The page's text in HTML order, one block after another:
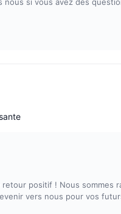
positif ! Nous sommes
vers nous pour vos